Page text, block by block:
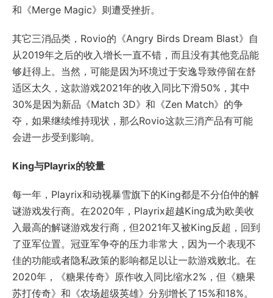
和《Merge Magic》则遭受挫折。
其它三消品类，Rovio的《Angry Birds Dream Blast》自
从2019年之后的收入增长一直不错，而且没有其他竞品能
够赶得上。当然，可能是因为环境过于安逸导致停留在舒
适区太久，这款游戏2021年的收入同比下滑50%，其中
30%是因为新品《Match 3D》和《Zen Match》的争
夺，如果继续维持现状，那么Rovio这款三消产品有可能
会进一步受到影响。
King与Playrix的较量
每一年，Playrix和动视暴雪旗下的King都是不分伯仲的解
谜游戏发行商。在2020年，Playrix超越King成为欧美收
入最高的解谜游戏发行商，但2021年又被King反超，回到
了亚军位置。冠亚军争夺的压力非常大，因为一个表现不
佳的功能或者隐私政策的影响都足以让一款游戏败北。在
2020年，《糖果传奇》原作收入同比缩水2%，但《糖果
苏打传奇》和《农场超级英雄》分别增长了15%和18%。